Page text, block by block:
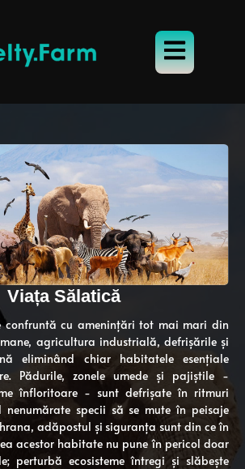
Viața Sălatică
confruntă cu amenințări tot mai mari din
agricultura industrială, defrișările și
eliminând chiar habitatele esențiale
Pădurile, zonele umede și pajiștile -
înfloritoare - sunt defrișate în ritmuri
specii să se mute în peisaje
adăpostul și siguranța sunt din ce în
acestor habitate nu pune în pericol doar
perturbă ecosisteme întregi și slăbește